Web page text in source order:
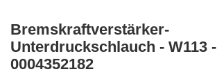
Bremskraftverstärker-
Unterdruckschlauch - W113 -
0004352182